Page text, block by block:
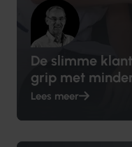
De slimme
grip met
Lees meer